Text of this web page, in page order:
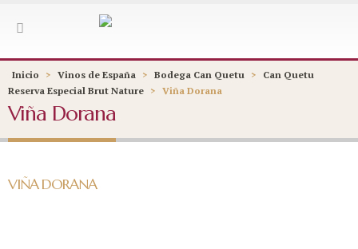
Inicio > Vinos de España > Bodega Can Quetu >
Can Quetu
Reserva Especial Brut Nature > Viña Dorana
Viña Dorana
VIÑA DORANA